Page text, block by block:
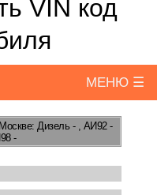
VIN код
МЕНЮ ☰
Дизель - , АИ92 -
-